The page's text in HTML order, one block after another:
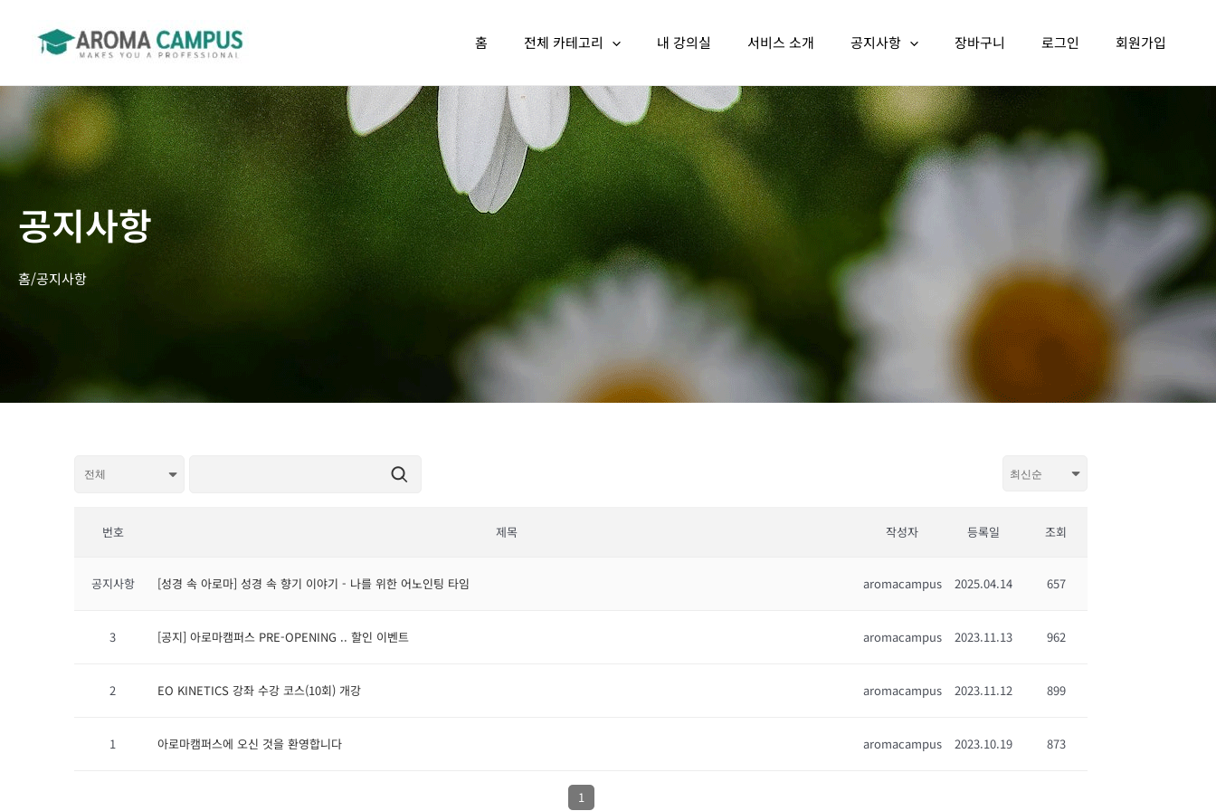
홈 전체 카테고리 내 강의실 서비스 소개 공지사항 장바구니 로그인 회원가입
공지사항
홈/공지사항
번호 제목 작성자 등록일 조회
공지사항 [성경 속 아로마] 성경 속 향기 이야기 - 나를 위한 어노인팅 타임 aromacampus 2025.04.14 657
3 [공지] 아로마캠퍼스 PRE-OPENING .. 할인 이벤트 aromacampus 2023.11.13 962
2 EO KINETICS 강좌 수강 코스(10회) 개강 aromacampus 2023.11.12 899
1 아로마캠퍼스에 오신 것을 환영합니다 aromacampus 2023.10.19 873
1